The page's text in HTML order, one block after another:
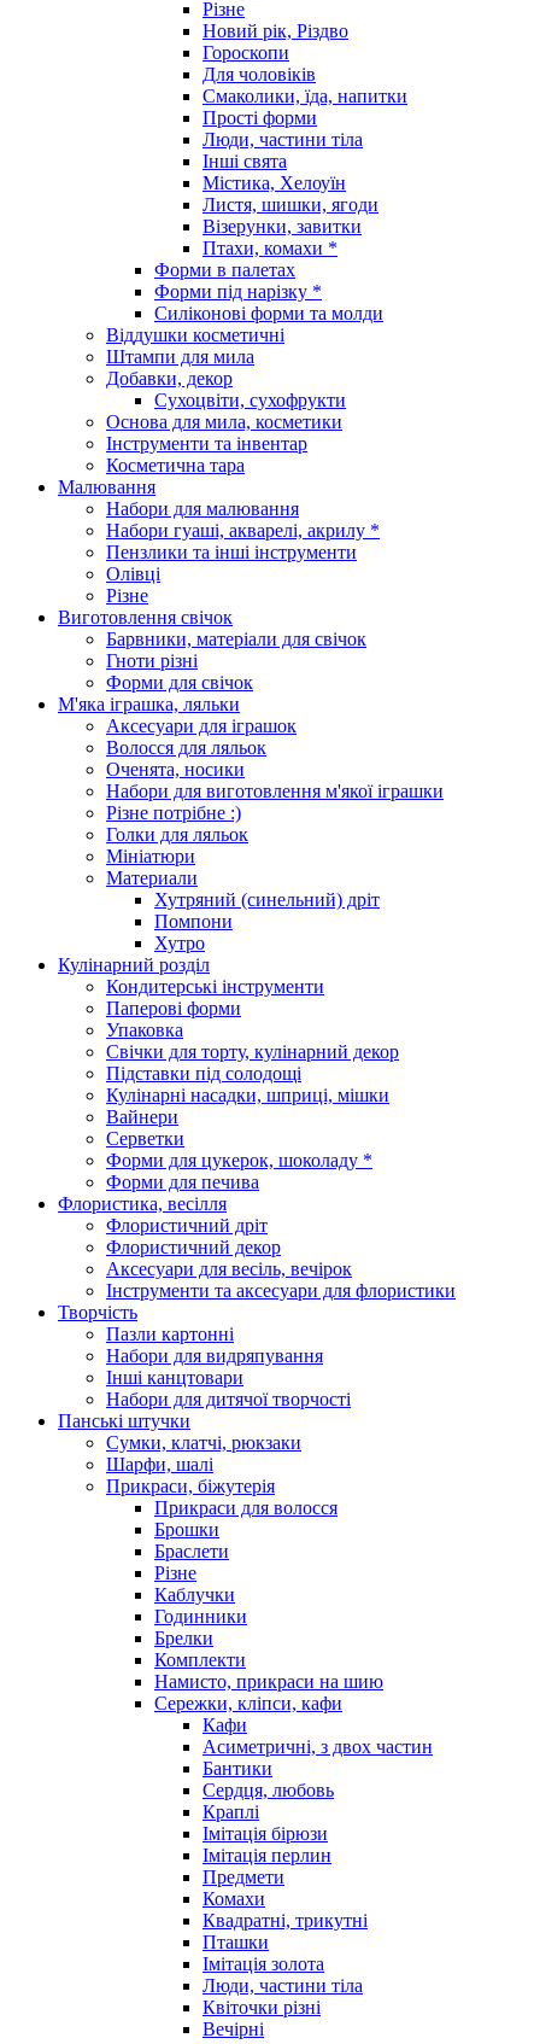
Різне
Новий рік, Різдво
Гороскопи
Для чоловіків
Смаколики, їда, напитки
Прості форми
Люди, частини тіла
Інші свята
Містика, Хелоуїн
Листя, шишки, ягоди
Візерунки, завитки
Птахи, комахи *
Форми в палетах
Форми під нарізку *
Силіконові форми та молди
Віддушки косметичні
Штампи для мила
Добавки, декор
Сухоцвіти, сухофрукти
Основа для мила, косметики
Інструменти та інвентар
Косметична тара
Малювання
Набори для малювання
Набори гуаші, акварелі, акрилу *
Пензлики та інші інструменти
Олівці
Різне
Виготовлення свічок
Барвники, матеріали для свічок
Гноти різні
Форми для свічок
М'яка іграшка, ляльки
Аксесуари для іграшок
Волосся для ляльок
Оченята, носики
Набори для виготовлення м'якої іграшки
Різне потрібне :)
Голки для ляльок
Мініатюри
Материали
Хутряний (синельний) дріт
Помпони
Хутро
Кулінарний розділ
Кондитерські інструменти
Паперові форми
Упаковка
Свічки для торту, кулінарний декор
Підставки під солодощі
Кулінарні насадки, шприці, мішки
Вайнери
Серветки
Форми для цукерок, шоколаду *
Форми для печива
Флористика, весілля
Флористичний дріт
Флористичний декор
Аксесуари для весіль, вечірок
Інструменти та аксесуари для флористики
Творчість
Пазли картонні
Набори для видряпування
Інші канцтовари
Набори для дитячої творчості
Панські штучки
Сумки, клатчі, рюкзаки
Шарфи, шалі
Прикраси, біжутерія
Прикраси для волосся
Брошки
Браслети
Різне
Каблучки
Годинники
Брелки
Комплекти
Намисто, прикраси на шию
Сережки, кліпси, кафи
Кафи
Асиметричні, з двох частин
Бантики
Сердця, любовь
Краплі
Імітація бірюзи
Імітація перлин
Предмети
Комахи
Квадратні, трикутні
Пташки
Імітація золота
Люди, частини тіла
Квіточки різні
Вечірні